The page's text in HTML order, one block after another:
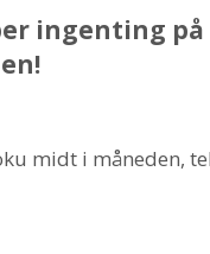
ingenting
midt i måneden,